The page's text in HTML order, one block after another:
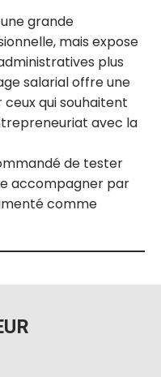
grande
mais expose
plus
salarial offre une
qui souhaitent
avec la
de tester
accompagner par
comme